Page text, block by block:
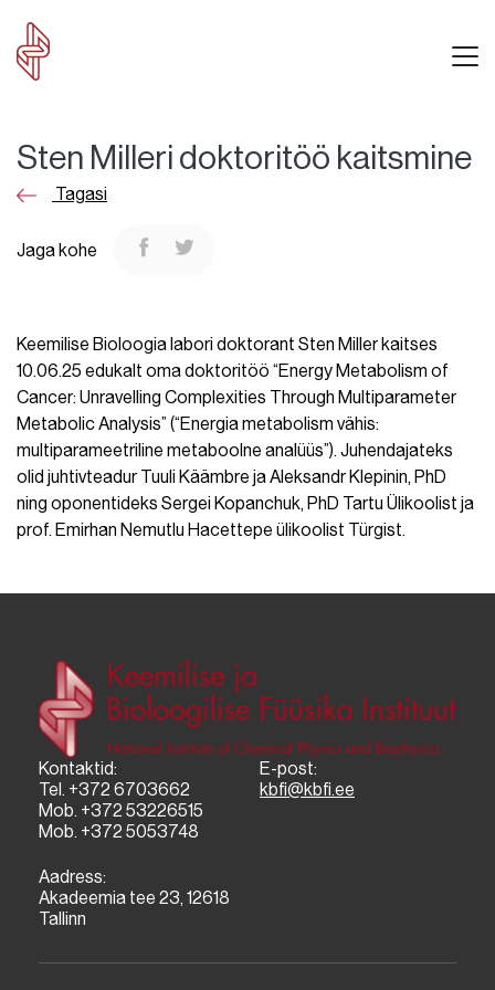
Sten Milleri doktoritöö kaitsmine
Tagasi
Jaga kohe
Keemilise Bioloogia labori doktorant Sten Miller kaitses
10.06.25 edukalt oma doktoritöö “Energy Metabolism of
Cancer: Unravelling Complexities Through Multiparameter
Metabolic Analysis” (“Energia metabolism vähis:
multiparameetriline metaboolne analüüs”). Juhendajateks
olid juhtivteadur Tuuli Käämbre ja Aleksandr Klepinin, PhD
ning oponentideks Sergei Kopanchuk, PhD Tartu Ülikoolist ja
prof. Emirhan Nemutlu Hacettepe ülikoolist Türgist.
Kontaktid:
Tel. +372 6703662
Mob. +372 53226515
Mob. +372 5053748
E-post:
kbfi@kbfi.ee
Aadress:
Akadeemia tee 23, 12618
Tallinn